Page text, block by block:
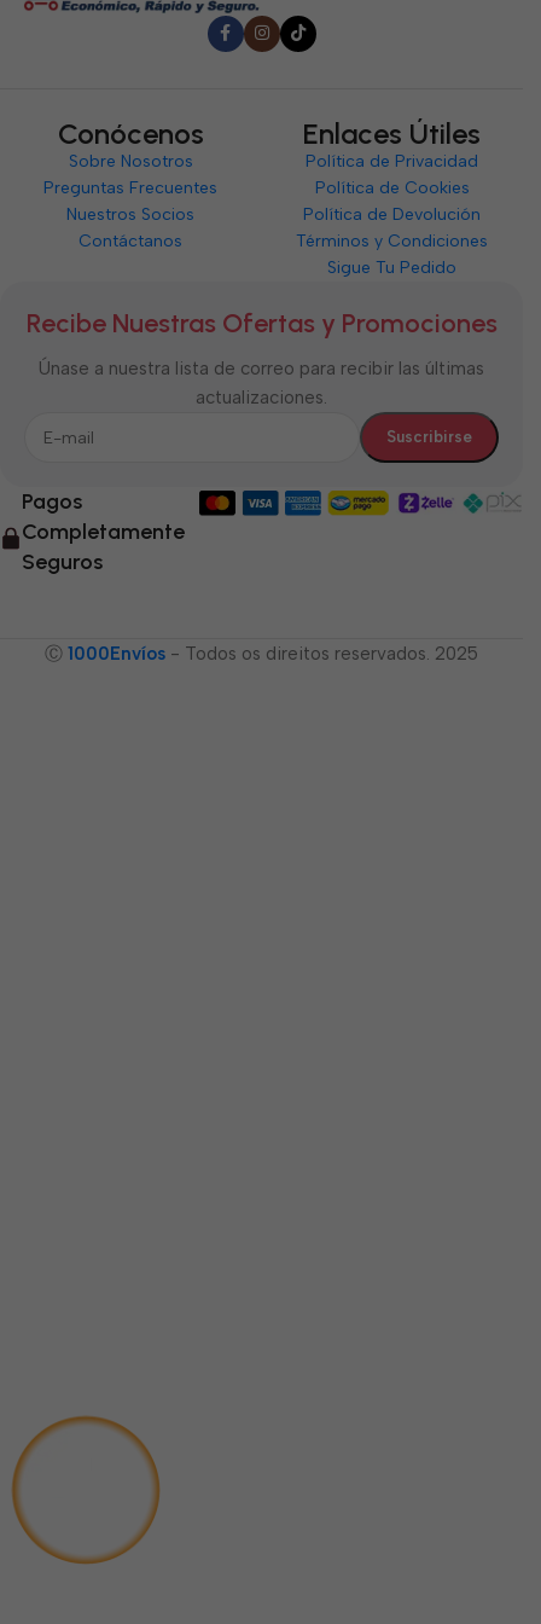
Conócenos
Sobre Nosotros
Preguntas Frecuentes
Nuestros Socios
Contáctanos
Enlaces Útiles
Política de Privacidad
Política de Cookies
Política de Devolución
Términos y Condiciones
Sigue Tu Pedido
Recibe Nuestras Ofertas y Promociones
Únase a nuestra lista de correo para recibir las últimas
actualizaciones.
Pagos
Completamente
Seguros
Ⓒ 1000Envíos - Todos os direitos reservados. 2025